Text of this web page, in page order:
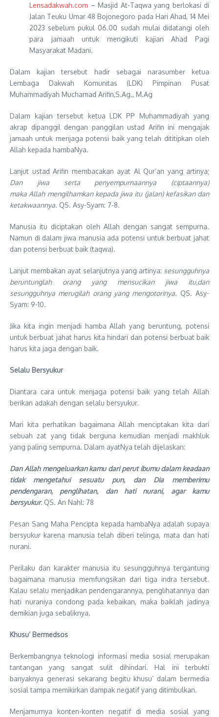
Lensadakwah.com – Masjid At-Taqwa yang berlokasi di
Jalan Teuku Umar 48 Bojonegoro pada Hari Ahad, 14 Mei
2023 sebelum pukul 06.00 sudah mulai didatangi oleh
para jamaah untuk mengikuti kajian Ahad Pagi
Masyarakat Madani.
Dalam kajian tersebut hadir sebagai narasumber ketua
Lembaga Dakwah Komunitas (LDK) Pimpinan Pusat
Muhammadiyah Muchamad Arifin,S.Ag., M.Ag
Dalam kajian tersebut ketua LDK PP Muhammadiyah yang
akrap dipanggil dengan panggilan ustad Arifin ini mengajak
jamaah untuk menjaga potensi baik yang telah dititipkan oleh
Allah kepada hambaNya.
Lanjut ustad Arifin membacakan ayat Al Qur’an yang artinya;
Dan jiwa serta penyempurnaannya (ciptaannya)
maka Allah mengilhamkan kepada jiwa itu (jalan) kefasikan dan
ketakwaannya. QS. Asy-Syam: 7-8.
Manusia itu diciptakan oleh Allah dengan sangat sempurna.
Namun di dalam jiwa manusia ada potensi untuk berbuat jahat
dan potensi berbuat baik (taqwa).
Lanjut membakan ayat selanjutnya yang artinya: sesungguhnya
beruntunglah orang yang mensucikan jiwa itu,dan
sesungguhnya merugilah orang yang mengotorinya. QS. Asy-
Syam: 9-10.
Jika kita ingin menjadi hamba Allah yang beruntung, potensi
untuk berbuat jahat harus kita hindari dan potensi berbuat baik
harus kita jaga dengan baik.
Selalu Bersyukur
Diantara cara untuk menjaga potensi baik yang telah Allah
berikan adakah dengan selalu bersyukur.
Mari kita perhatikan bagaimana Allah menciptakan kita dari
sebuah zat yang tidak berguna kemudian menjadi makhluk
yang paling sempurna. Dalam ayatNya telah dijelaskan:
Dan Allah mengeluarkan kamu dari perut ibumu dalam keadaan
tidak mengetahui sesuatu pun, dan Dia memberimu
pendengaran, penglihatan, dan hati nurani, agar kamu
bersyukur. QS. An Nahl: 78
Pesan Sang Maha Pencipta kepada hambaNya adalah supaya
bersyukur karena manusia telah diberi telinga, mata dan hati
nurani.
Perilaku dan karakter manusia itu sesungguhnya tergantung
bagaimana manusia memfungsikan dari tiga indra tersebut.
Kalau selalu menjadikan pendengarannya, penglihatannya dan
hati nuraniya condong pada kebaikan, maka baiklah jadinya
demikian juga sebaliknya.
Khusu’ Bermedsos
Berkembangnya teknologi informasi media sosial merupakan
tantangan yang sangat sulit dihindari. Hal ini terbukti
banyaknya generasi sekarang begitu khusu’ dalam bermedia
sosial tampa memikirkan dampak negatif yang ditimbulkan.
Menjamurnya konten-konten negatif di media sosial yang